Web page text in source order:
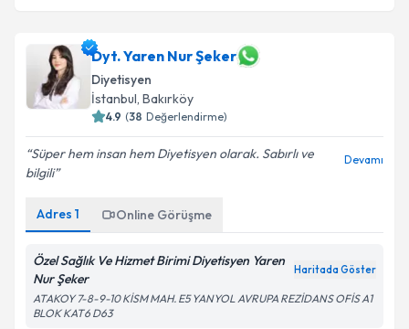
Dyt. Yaren Nur Şeker
Diyetisyen
İstanbul, Bakırköy
4.9 (38 Değerlendirme)
Süper hem insan hem Diyetisyen olarak. Sabırlı ve
bilgili
Devamı
Adres 1 Online Görüşme
Özel Sağlık Ve Hizmet Birimi Diyetisyen Yaren
Nur Şeker
Haritada Göster
ATAKOY 7-8-9-10 KİSM MAH. E5 YANYOL AVRUPA REZİDANS OFİS A1
BLOK KAT6 D63